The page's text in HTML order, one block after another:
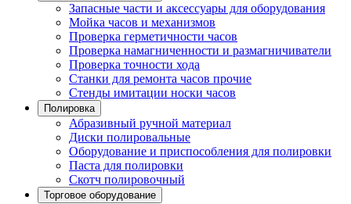
Запасные части и аксессуары для оборудования
Мойка часов и механизмов
Проверка герметичности часов
Проверка намагниченности и размагничиватели
Проверка точности хода
Станки для ремонта часов прочие
Стенды имитации носки часов
Полировка
Абразивный ручной материал
Диски полировальные
Оборудование и приспособления для полировки
Паста для полировки
Скотч полировочный
Торговое оборудование